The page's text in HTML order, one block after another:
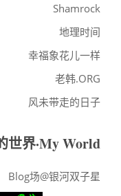
Shamrock
地理时间
幸福象花儿一样
老韩.ORG
风未带走的日子
世界·My World
Blog场@银河双子星